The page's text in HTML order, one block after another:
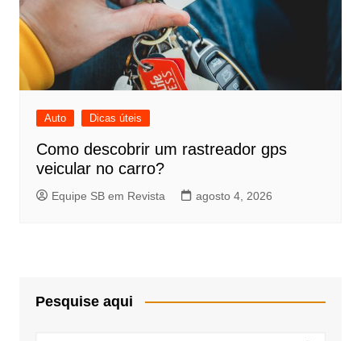
Auto Dicas úteis
Como descobrir um rastreador gps
veicular no carro?
Equipe SB em Revista agosto 4, 2026
Pesquise aqui